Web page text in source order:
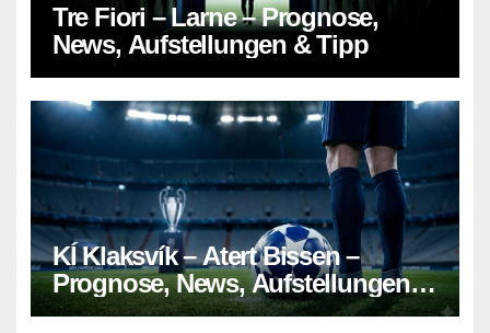
Tre Fiori – Larne – Prognose,
News, Aufstellungen & Tipp
KÍ Klaksvík – Atert Bissen –
Prognose, News, Aufstellungen &
Tipp